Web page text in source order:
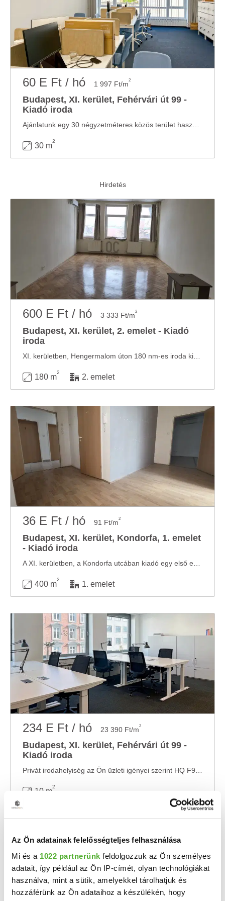
Az Ön adatainak felelősségteljes felhasználása
Mi és a 1022 partnerünk feldolgozzuk az Ön személyes
adatait, így például az Ön IP-címét, olyan technológiákat
használva, mint a sütik, amelyekkel tárolhatjuk és
hozzáférünk az Ön adataihoz a készülékén, hogy
60 E Ft / hó 1 997 Ft/m2
Budapest, XI. kerület, Fehérvári út 99 -
Kiadó iroda
30 m
2
600 E Ft / hó 3 333 Ft/m2
Budapest, XI. kerület, 2. emelet - Kiadó
iroda
180 m
2
2. emelet
36 E Ft / hó 91 Ft/m2
Budapest, XI. kerület, Kondorfa, 1. emelet
- Kiadó iroda
400 m
2
1. emelet
234 E Ft / hó 23 390 Ft/m2
Budapest, XI. kerület, Fehérvári út 99 -
Kiadó iroda
10 m
2